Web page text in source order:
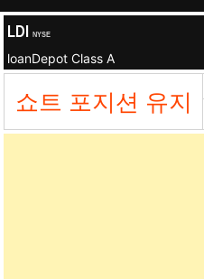
LDI NYSE
loanDepot Class A
쇼트 포지션 유지